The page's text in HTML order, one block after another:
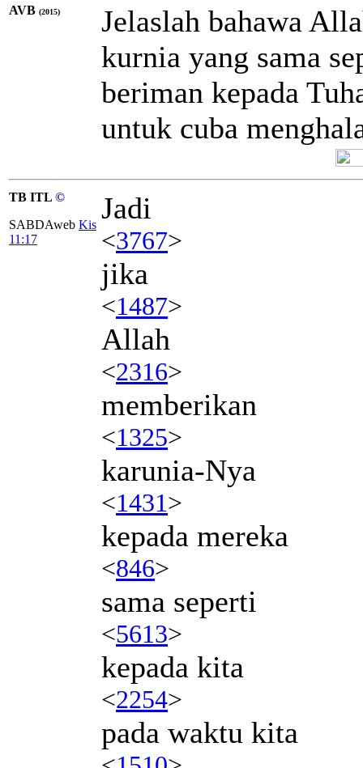
AVB (2015)
Jelaslah bahawa
kurnia yang sama
beriman kepada
untuk cuba
TB ITL ©
SABDAweb Kis
11:17
Jadi
<3767>
jika
<1487>
Allah
<2316>
memberikan
<1325>
karunia-Nya
<1431>
kepada mereka
<846>
sama seperti
<5613>
kepada kita
<2254>
pada waktu kita